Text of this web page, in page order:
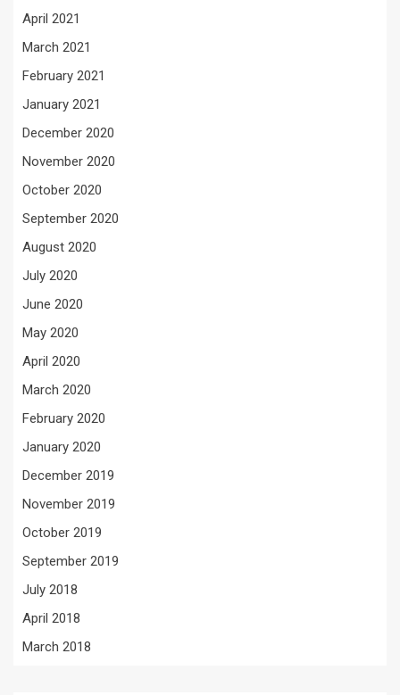
April 2021
March 2021
February 2021
January 2021
December 2020
November 2020
October 2020
September 2020
August 2020
July 2020
June 2020
May 2020
April 2020
March 2020
February 2020
January 2020
December 2019
November 2019
October 2019
September 2019
July 2018
April 2018
March 2018